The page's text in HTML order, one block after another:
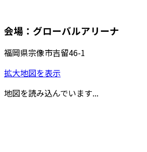
会場：グローバルアリーナ
福岡県宗像市吉留46-1
拡大地図を表示
地図を読み込んでいます...